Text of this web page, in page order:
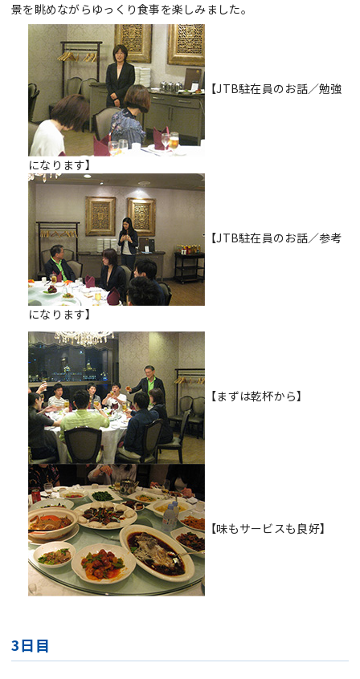
景を眺めながらゆっくり食事を楽しみました。
【JTB駐在員のお話／勉強
になります】
【JTB駐在員のお話／参考
になります】
【まずは乾杯から】
【味もサービスも良好】
3日目